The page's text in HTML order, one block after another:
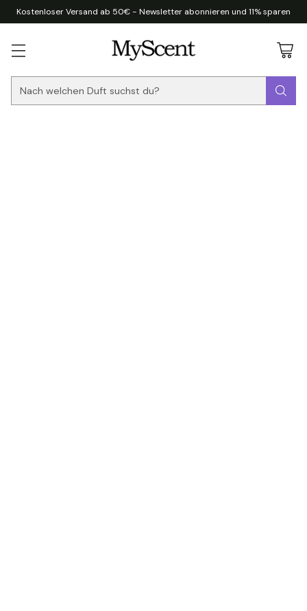
Nach welchen Duft suchst du?
Kostenloser Versand ab 50€ - Newsletter abonnieren und 11% sparen